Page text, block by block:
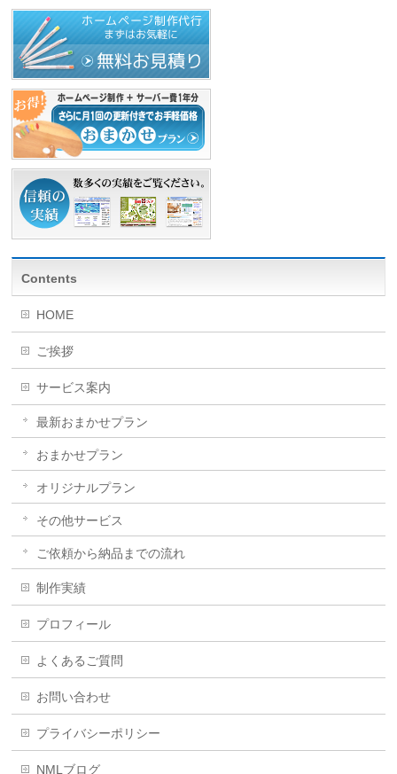
Contents
HOME
ご挨拶
サービス案内
最新おまかせプラン
おまかせプラン
オリジナルプラン
その他サービス
ご依頼から納品までの流れ
制作実績
プロフィール
よくあるご質問
お問い合わせ
プライバシーポリシー
NMLブログ